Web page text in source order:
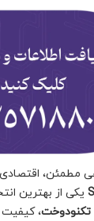
مطمئن،
یکی از بهترین
تکنودوخت، کیفیت